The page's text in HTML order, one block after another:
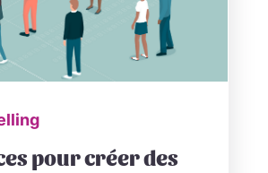
pour créer des